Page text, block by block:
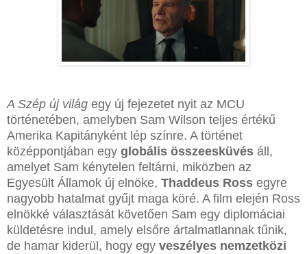
A Szép új világ egy új fejezetet nyit az MCU
történetében, amelyben Sam Wilson teljes értékű
Amerika Kapitányként lép színre. A történet
középpontjában egy globális összeesküvés áll,
amelyet Sam kénytelen feltárni, miközben az
Egyesült Államok új elnöke, Thaddeus Ross egyre
nagyobb hatalmat gyűjt maga köré. A film elején Ross
elnökké választását követően Sam egy diplomáciai
küldetésre indul, amely elsőre ártalmatlannak tűnik,
de hamar kiderül, hogy egy veszélyes nemzetközi